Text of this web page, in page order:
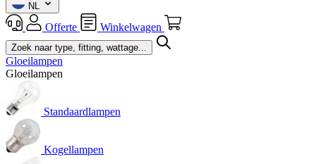
NL
Offerte Winkelwagen
Gloeilampen
Gloeilampen
Standaardlampen
Kogellampen